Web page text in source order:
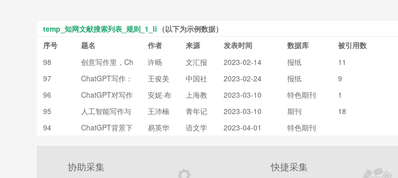
temp_知网文献搜索列表_规则_1_li （以下为示例数据）
序号
题名 作者 来源 发表时间 数据库 被引用数
98
创意写作里，Ch
的是什么
许旸 文汇报 2023-02-14 报纸 11
97
ChatGPT写作：
出版界怎么看
王俊美
中国社
会科学
报
2023-02-24 报纸 9
96
ChatGPT对写作
教学意味着什么?
安妮·布
鲁德;赵
佩瑶
上海教
育
2023-03-10 特色期刊 1
95
人工智能写作与
算法素养教育的
兴起——以Chat
王沛楠
青年记
2023-03-10 期刊 18
94
ChatGPT背景下
易英华
语文学
2023-04-01 特色期刊
协助采集 快捷采集